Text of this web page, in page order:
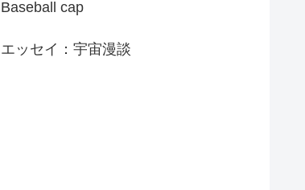
Baseball cap
エッセイ：宇宙漫談